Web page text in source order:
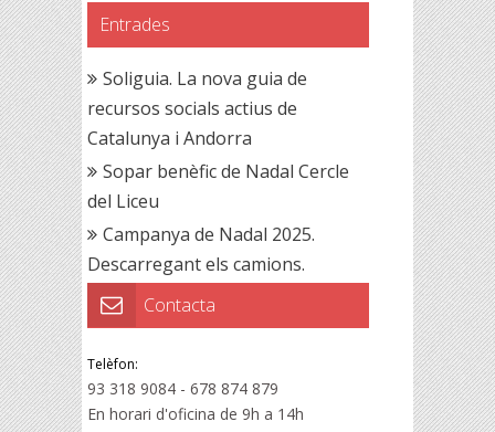
Entrades
Soliguia. La nova guia de
recursos socials actius de
Catalunya i Andorra
Sopar benèfic de Nadal Cercle
del Liceu
Campanya de Nadal 2025.
Descarregant els camions.
Contacta
Telèfon:
93 318 9084 - 678 874 879
En horari d'oficina de 9h a 14h